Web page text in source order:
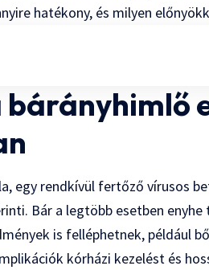
hatékony, és milyen
egy rendkívül fertőző vírusos
Bár a legtöbb esetben enyhe
is felléphetnek, például
kórházi kezelést és